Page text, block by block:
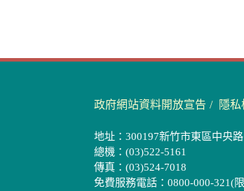
政府網站資料開放宣告 隱
地址：300197新竹市東區中央
總機：(03)522-5161
傳真：(03)524-7018
免費服務電話：0800-000-321(